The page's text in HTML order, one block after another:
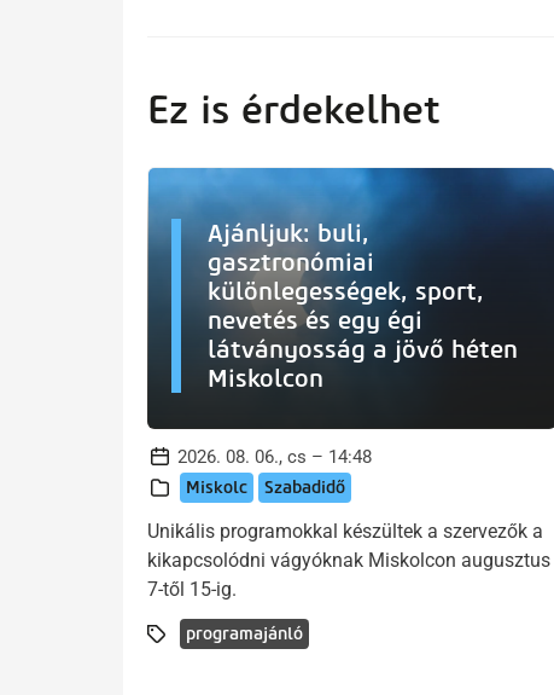
Ez is érdekelhet
Ajánljuk: buli,
gasztronómiai
különlegességek, sport,
nevetés és egy égi
látványosság a jövő héten
Miskolcon
2026. 08. 06., cs – 14:48
Miskolc Szabadidő
Unikális programokkal készültek a szervezők a
kikapcsolódni vágyóknak Miskolcon augusztus
7-től 15-ig.
programajánló